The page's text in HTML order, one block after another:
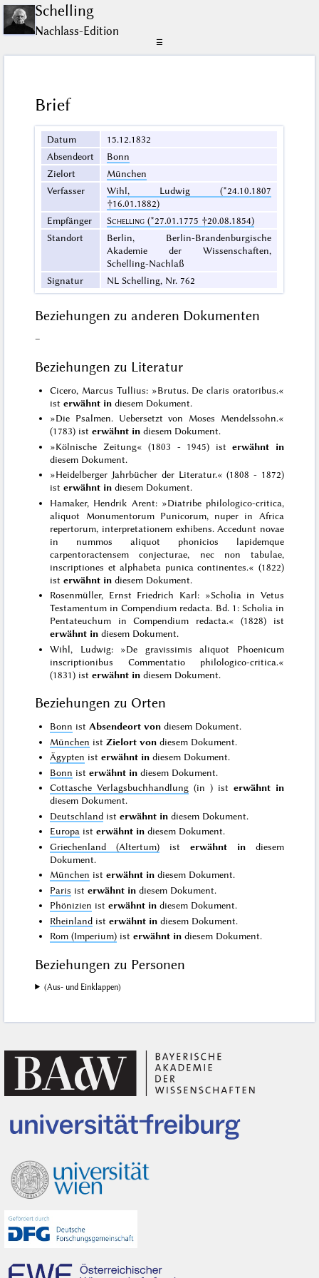
Schelling
Nachlass-Edition
☰
Brief
Datum
15.12.1832
Absendeort
Bonn
Zielort
München
Verfasser
Wihl, Ludwig (*24.10.1807
†16.01.1882)
Empfänger
Schelling (*27.01.1775 †20.08.1854)
Standort
Berlin, Berlin-Brandenburgische
Akademie der Wissenschaften,
Schelling-Nachlaß
Signatur
NL Schelling, Nr. 762
Beziehungen zu anderen Dokumenten
–
Beziehungen zu Literatur
Cicero, Marcus Tullius: »Brutus. De claris oratoribus.«
isterwähnt in diesem Dokument.
»Die Psalmen. Uebersetzt von Moses Mendelssohn.«
(1783) isterwähnt in diesem Dokument.
»Kölnische Zeitung« (1803 - 1945) isterwähnt in
diesem Dokument.
»Heidelberger Jahrbücher der Literatur.« (1808 - 1872)
isterwähnt in diesem Dokument.
Hamaker, Hendrik Arent: »Diatribe philologico-critica,
aliquot Monumentorum Punicorum, nuper in Africa
repertorum, interpretationem exhibens. Accedunt novae
in nummos aliquot phonicios lapidemque
carpentoractensem conjecturae, nec non tabulae,
inscriptiones et alphabeta punica continentes.« (1822)
isterwähnt in diesem Dokument.
Rosenmüller, Ernst Friedrich Karl: »Scholia in Vetus
Testamentum in Compendium redacta. Bd. 1: Scholia in
Pentateuchum in Compendium redacta.« (1828) ist
erwähnt in diesem Dokument.
Wihl, Ludwig: »De gravissimis aliquot Phoenicum
inscriptionibus Commentatio philologico-critica.«
(1831) isterwähnt in diesem Dokument.
Beziehungen zu Orten
Bonn ist Absendeort von diesem Dokument.
München istZielort von diesem Dokument.
Ägypten isterwähnt in diesem Dokument.
Bonn isterwähnt in diesem Dokument.
Cottasche Verlagsbuchhandlung (in) ist erwähnt in
diesem Dokument.
Deutschland isterwähnt in diesem Dokument.
Europa isterwähnt in diesem Dokument.
Griechenland (Altertum) ist erwähnt indiesem
Dokument.
München isterwähnt in diesem Dokument.
Paris isterwähnt in diesem Dokument.
Phönizien isterwähnt in diesem Dokument.
Rheinland isterwähnt in diesem Dokument.
Rom (Imperium) isterwähnt in diesem Dokument.
Beziehungen zu Personen
(Aus- und Einklappen)